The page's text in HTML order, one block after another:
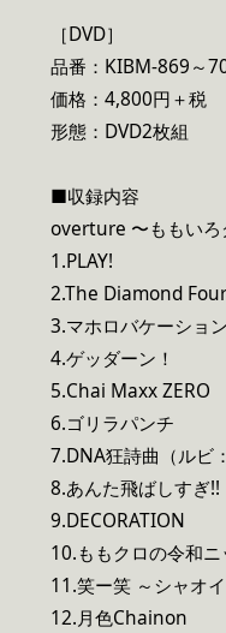
［DVD］
品番：KIBM-869～
価格：4,800円＋税
形態：DVD2枚組
■収録内容
overture 〜ももいろ
1.PLAY!
2.The Diamond Four
3.マホロバケーション
4.ゲッダーン！
5.Chai Maxx ZERO
6.ゴリラパンチ
7.DNA狂詩曲（ルビ
8.あんた飛ばしすぎ!!
9.DECORATION
10.ももクロの令和ニ
11.笑ー笑 ～シャオ
12.月色Chainon